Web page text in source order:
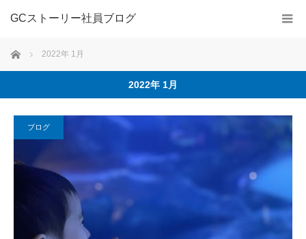
GCストーリー社員ブログ
ホーム 2022年 1月
2022年 1月
ブログ